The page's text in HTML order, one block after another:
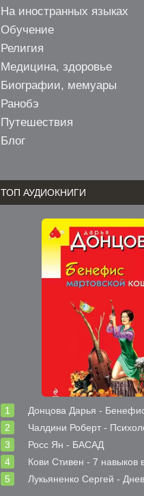
На иностранных языках
Обучение
Религия
Медицина, здоровье
Биографии, мемуары
Ранобэ
Путешествия
Блог
ТОП АУДИОКНИГИ
Донцова Дарья - Бенефис
Чалдини Роберт -
Росс Ян - БАСАД
Кови Стивен - 7 навыков
Лукьяненко Сергей -